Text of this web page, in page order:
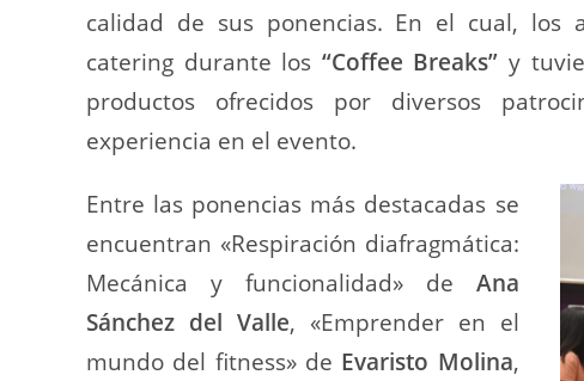
calidad de sus ponencias. En el cual, los
catering durante los “Coffee Breaks”y
productos ofrecidos por diversos
experiencia en el evento.
Entre las ponencias más destacadas se
encuentran «Respiración diafragmática:
Mecánica y funcionalidad» de Ana
Sánchez del Valle, «Emprender en el
mundo del fitness» de Evaristo Molina,